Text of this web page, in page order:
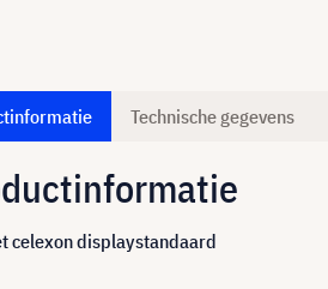
Technische gegevens
celexon displaystandaard